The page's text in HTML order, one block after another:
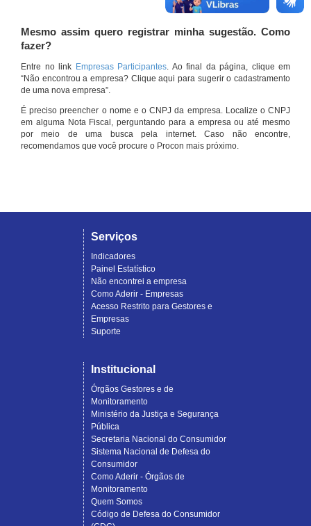
Mesmo assim quero registrar minha sugestão. Como
fazer?
Entre no link Empresas Participantes. Ao final da página, clique em
“Não encontrou a empresa? Clique aqui para sugerir o cadastramento
de uma nova empresa”.
É preciso preencher o nome e o CNPJ da empresa. Localize o CNPJ
em alguma Nota Fiscal, perguntando para a empresa ou até mesmo
por meio de uma busca pela internet. Caso não encontre,
recomendamos que você procure o Procon mais próximo.
Serviços
Indicadores
Painel Estatístico
Não encontrei a empresa
Como Aderir - Empresas
Acesso Restrito para Gestores e
Empresas
Suporte
Institucional
Órgãos Gestores e de
Monitoramento
Ministério da Justiça e Segurança
Pública
Secretaria Nacional do Consumidor
Sistema Nacional de Defesa do
Consumidor
Como Aderir - Órgãos de
Monitoramento
Quem Somos
Código de Defesa do Consumidor